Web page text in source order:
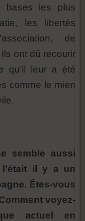
bases les plus
les libertés
de
ont dû recourir
qu’il leur a été
comme le mien
semble aussi
l’était il y a un
Êtes-vous
voyez-
actuel en